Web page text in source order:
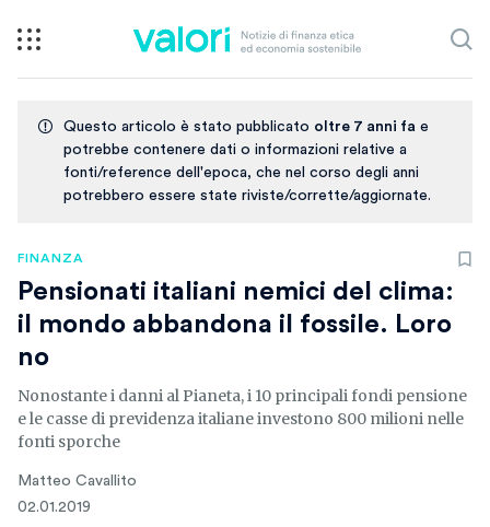
Questo articolo è stato pubblicato oltre 7 anni fa e
potrebbe contenere dati o informazioni relative a
fonti/reference dell'epoca, che nel corso degli anni
potrebbero essere state riviste/corrette/aggiornate.
FINANZA
Pensionati italiani nemici del clima:
il mondo abbandona il fossile. Loro
no
Nonostante i danni al Pianeta, i 10 principali fondi pensione
e le casse di previdenza italiane investono 800 milioni nelle
fonti sporche
Matteo Cavallito
02.01.2019